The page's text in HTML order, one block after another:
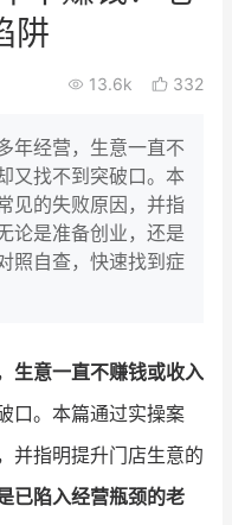
茶会
景库
阱
13.6k 332
年经营，生意一直不
又找不到突破口。本
见的失败原因，并指
论是准备创业，还是
照自查，快速找到症
生意一直不赚钱或收入
口。本篇通过实操案
并指明提升门店生意的
已陷入经营瓶颈的老